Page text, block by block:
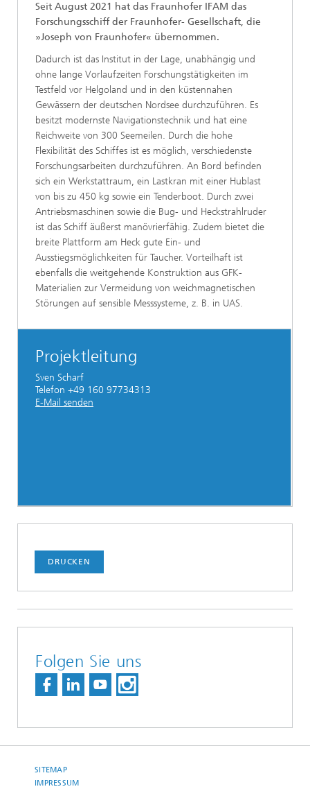
Seit August 2021 hat das Fraunhofer IFAM das
Forschungsschiff der Fraunhofer- Gesellschaft, die
»Joseph von Fraunhofer« übernommen.
Dadurch ist das Institut in der Lage, unabhängig und
ohne lange Vorlaufzeiten Forschungstätigkeiten im
Testfeld vor Helgoland und in den küstennahen
Gewässern der deutschen Nordsee durchzuführen. Es
besitzt modernste Navigationstechnik und hat eine
Reichweite von 300 Seemeilen. Durch die hohe
Flexibilität des Schiffes ist es möglich, verschiedenste
Forschungsarbeiten durchzuführen. An Bord befinden
sich ein Werkstattraum, ein Lastkran mit einer Hublast
von bis zu 450 kg sowie ein Tenderboot. Durch zwei
Antriebsmaschinen sowie die Bug- und Heckstrahlruder
ist das Schiff äußerst manövrierfähig. Zudem bietet die
breite Plattform am Heck gute Ein- und
Ausstiegsmöglichkeiten für Taucher. Vorteilhaft ist
ebenfalls die weitgehende Konstruktion aus GFK-
Materialien zur Vermeidung von weichmagnetischen
Störungen auf sensible Messsysteme, z. B. in UAS.
Projektleitung
Sven Scharf
Telefon +49 160 97734313
E-Mail senden
DRUCKEN
Folgen Sie uns
SITEMAP
IMPRESSUM